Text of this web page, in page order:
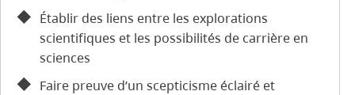
Établir des liens entre les explorations
scientifiques et les possibilités de carrière en
sciences
Faire preuve d’un scepticisme éclairé et